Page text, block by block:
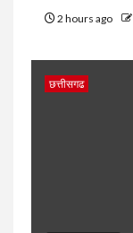
2 hours ago
छत्तीसगढ